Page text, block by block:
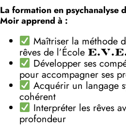
La formation en psychanalyse
Moir apprend à :
Maîtriser la méthode
rêves de l’École
Développer ses
pour accompagner ses
Acquérir un langage
cohérent
Interpréter les rêves
profondeur